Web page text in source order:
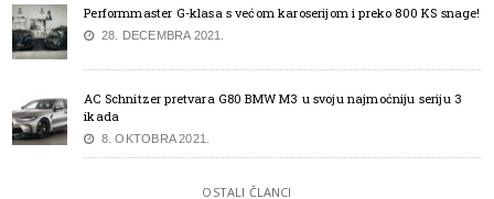
Performmaster G-klasa s većom karoserijom i preko 800 KS snage!
28. DECEMBRA 2021.
AC Schnitzer pretvara G80 BMW M3 u svoju najmoćniju seriju 3
ikada
8. OKTOBRA 2021.
OSTALI ČLANCI